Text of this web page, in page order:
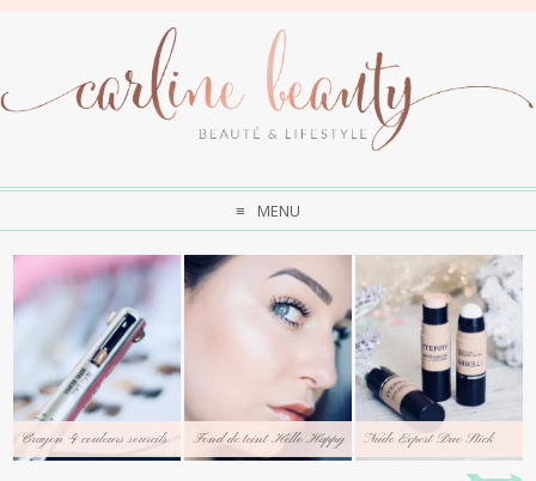
MENU
Crayon 4 couleurs sourcils Fond de teint Hello Happy Nude Expert Duo Stick